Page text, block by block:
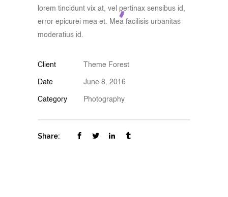
lorem tincidunt vix at, vel pertinax sensibus id,
error epicurei mea et. Mea facilisis urbanitas
moderatius id.
Client Theme Forest
Date June 8, 2016
Category Photography
Share: